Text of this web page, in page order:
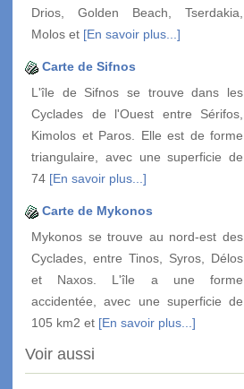
Drios, Golden Beach, Tserdakia,
Molos et [En savoir plus...]
Carte de Sifnos
L'île de Sifnos se trouve dans les
Cyclades de l'Ouest entre Sérifos,
Kimolos et Paros. Elle est de forme
triangulaire, avec une superficie de
74 [En savoir plus...]
Carte de Mykonos
Mykonos se trouve au nord-est des
Cyclades, entre Tinos, Syros, Délos
et Naxos. L'île a une forme
accidentée, avec une superficie de
105 km2 et [En savoir plus...]
Voir aussi